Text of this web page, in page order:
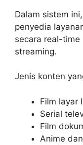
Dalam sistem
penyedia
secara real-time
streaming.
Jenis konten
Film layar
Serial
Film
Anime